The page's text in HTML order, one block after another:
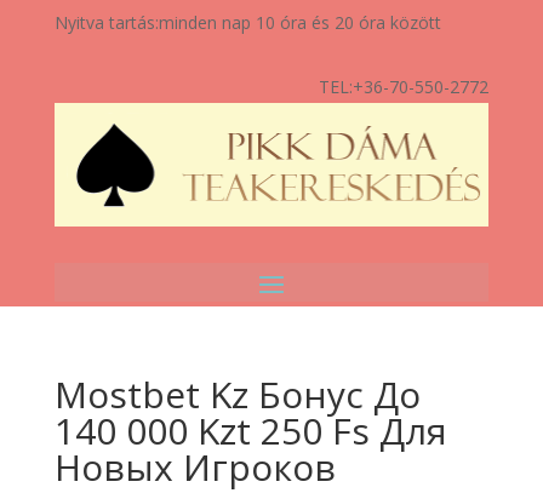
Nyitva tartás:minden nap 10 óra és 20 óra között
TEL:+36-70-550-2772
Mostbet Kz Бонус До
140 000 Kzt 250 Fs Для
Новых Игроков